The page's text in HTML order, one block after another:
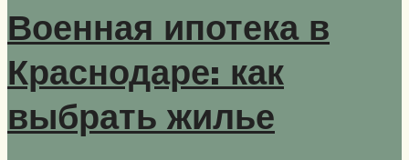
Военная ипотека в
Краснодаре: как
выбрать жилье